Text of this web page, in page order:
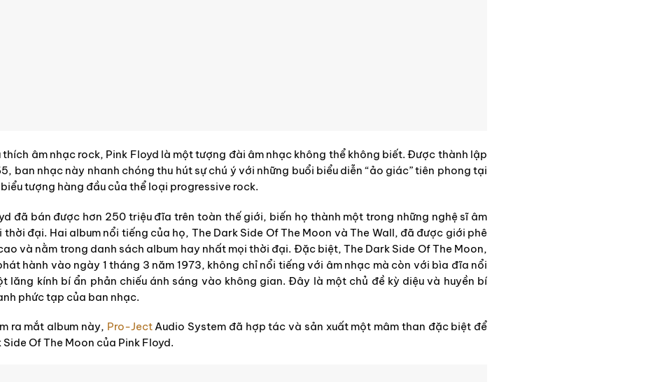
âm nhạc rock, Pink Floyd là một tượng đài âm nhạc không thể không biết. Được thành lập
ban nhạc này nhanh chóng thu hút sự chú ý với những buổi biểu diễn “ảo giác” tiên phong tại
tượng hàng đầu của thể loại progressive rock.
đã bán được hơn 250 triệu đĩa trên toàn thế giới, biến họ thành một trong những nghệ sĩ âm
đại. Hai album nổi tiếng của họ, The Dark Side Of The Moon và The Wall, đã được giới phê
và nằm trong danh sách album hay nhất mọi thời đại. Đặc biệt, The Dark Side Of The Moon,
hành vào ngày 1 tháng 3 năm 1973, không chỉ nổi tiếng với âm nhạc mà còn với bìa đĩa nổi
lăng kính bí ẩn phản chiếu ánh sáng vào không gian. Đây là một chủ đề kỳ diệu và huyền bí
phức tạp của ban nhạc.
ra mắt album này, Pro-JectAudio System đã hợp tác và sản xuất một mâm than đặc biệt để
Of The Moon của Pink Floyd.